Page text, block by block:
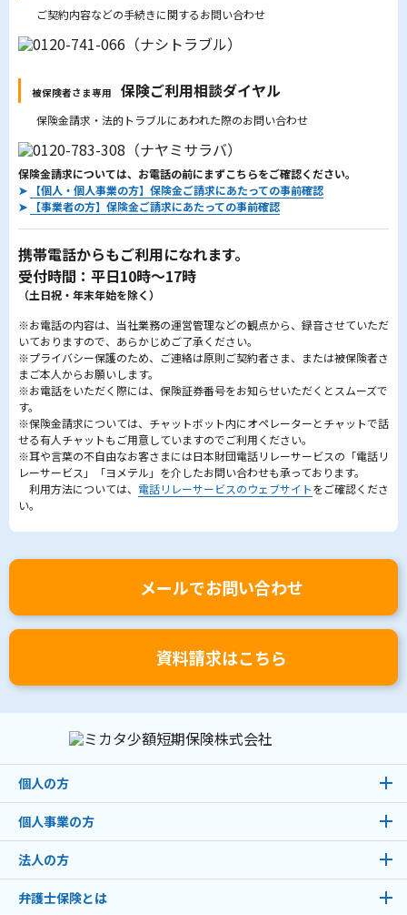
ご契約内容などの手続きに関するお問い合わせ
被保険者さま専用 保険ご利用相談ダイヤル
保険金請求・法的トラブルにあわれた際のお問い合わせ
保険金請求については、お電話の前にまずこちらをご確認ください。
➤
【個人・個人事業の方】保険金ご請求にあたっての事前確認
➤
【事業者の方】保険金ご請求にあたっての事前確認
携帯電話からもご利用になれます。
受付時間：平日10時～17時
（土日祝・年末年始を除く）
※お電話の内容は、当社業務の運営管理などの観点から、録音させていただ
いておりますので、あらかじめご了承ください。
※プライバシー保護のため、ご連絡は原則ご契約者さま、または被保険者さ
まご本人からお願いします。
※お電話をいただく際には、保険証券番号をお知らせいただくとスムーズで
す。
※保険金請求については、チャットボット内にオペレーターとチャットで話
せる有人チャットもご用意していますのでご利用ください。
※耳や言葉の不自由なお客さまには日本財団電話リレーサービスの「電話リ
レーサービス」「ヨメテル」を介したお問い合わせも承っております。
利用方法については、 電話リレーサービスのウェブサイトをご確認くださ
い。
メールでお問い合わせ
資料請求はこちら
個人の方
個人事業の方
法人の方
弁護士保険とは